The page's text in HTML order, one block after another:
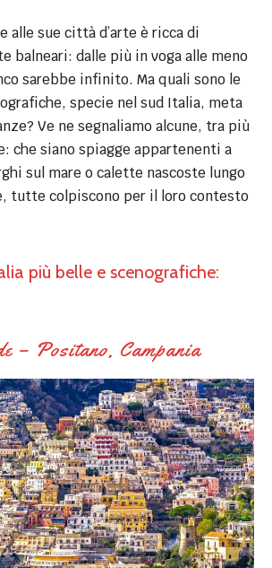
alle sue città d’arte è ricca di
balneari: dalle più in voga alle meno
sarebbe infinito. Ma quali sono le
specie nel sud Italia, meta
Ve ne segnaliamo alcune, tra più
che siano spiagge appartenenti a
sul mare o calette nascoste lungo
tutte colpiscono per il loro contesto
più belle e scenografiche:
– Positano, Campania